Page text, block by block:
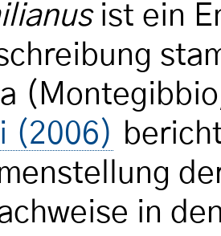
ist ein
(2006)
in